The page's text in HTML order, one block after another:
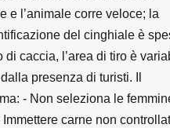
e l’animale corre veloce; la
del cinghiale è
caccia, l’area di tiro è
presenza di turisti. Il
- Non seleziona le
carne non